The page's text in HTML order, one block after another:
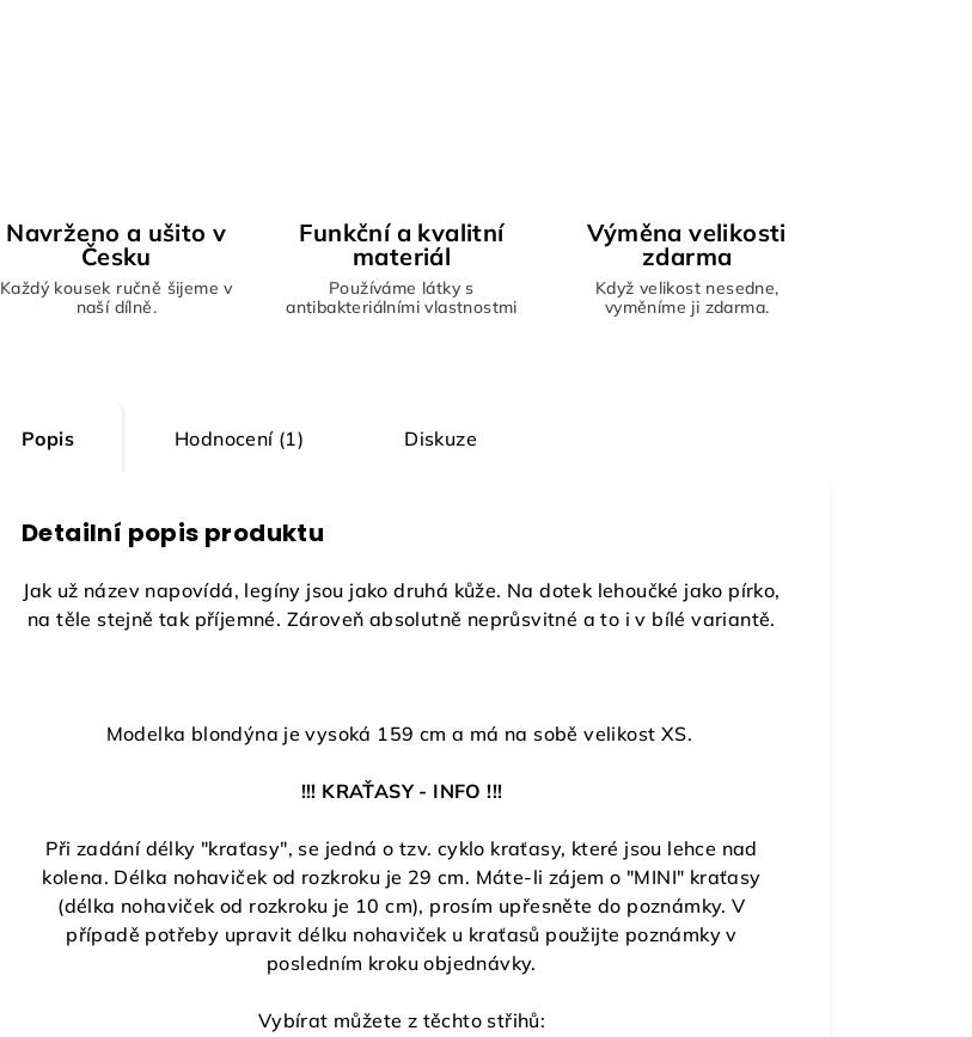
Navrženo a ušito v
Česku
Každý kousek ručně šijeme v
naší dílně.
Funkční a kvalitní
materiál
Používáme látky s
antibakteriálními vlastnostmi
Výměna velikosti
zdarma
Když velikost nesedne,
vyměníme ji zdarma.
Popis Hodnocení (1) Diskuze
Detailní popis produktu
Jak už název napovídá, legíny jsou jako druhá kůže. Na dotek lehoučké jako pírko,
na těle stejně tak příjemné. Zároveň absolutně neprůsvitné a to i v bílé variantě.
Modelka blondýna je vysoká 159 cm a má na sobě velikost XS.
!!! KRAŤASY - INFO !!!
Při zadání délky "kraťasy", se jedná o tzv. cyklo kraťasy, které jsou lehce nad
kolena. Délka nohaviček od rozkroku je 29 cm. Máte-li zájem o "MINI" kraťasy
(délka nohaviček od rozkroku je 10 cm), prosím upřesněte do poznámky. V
případě potřeby upravit délku nohaviček u kraťasů použijte poznámky v
posledním kroku objednávky.
Vybírat můžete z těchto střihů: